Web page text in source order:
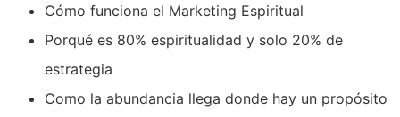
Cómo funciona el Marketing Espiritual
Porqué es 80% espiritualidad y solo 20% de
estrategia
Como la abundancia llega donde hay un propósito